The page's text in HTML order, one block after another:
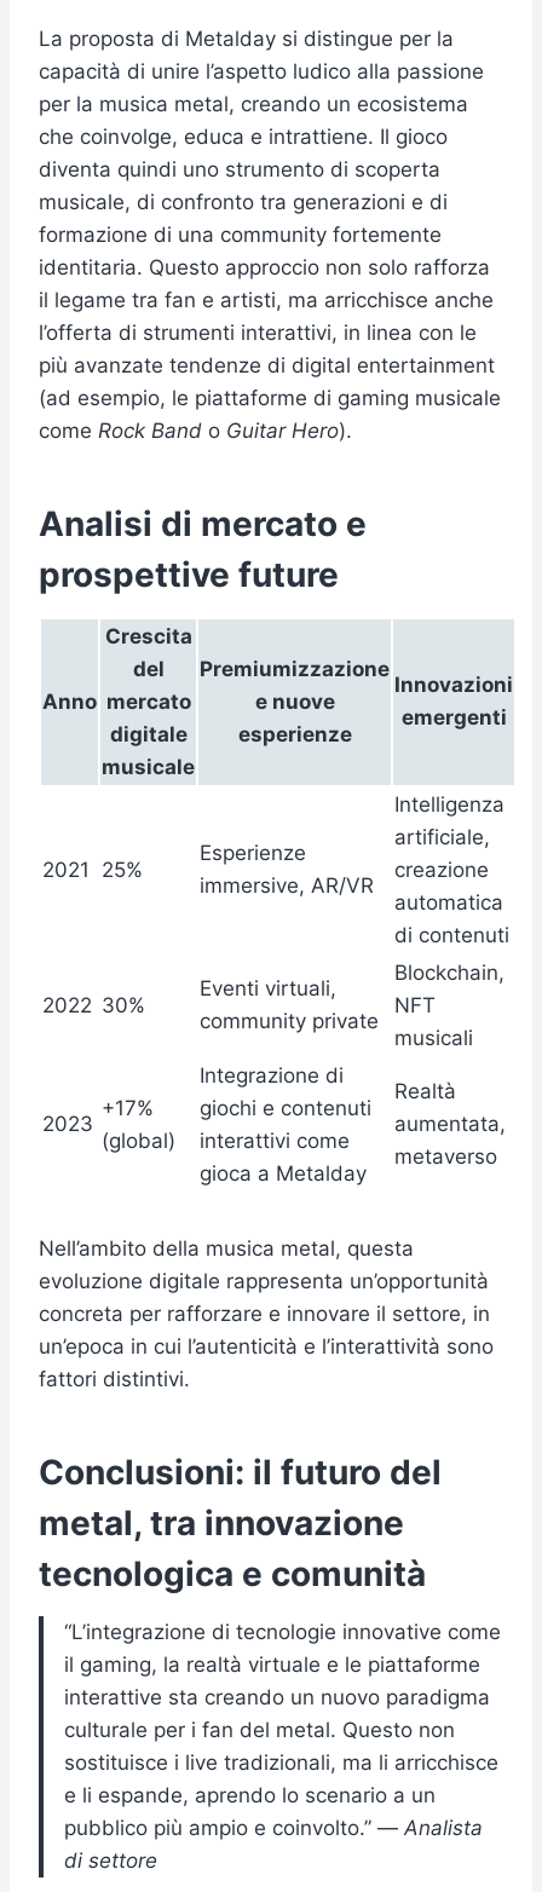
La proposta di Metalday si distingue per la
capacità di unire l’aspetto ludico alla passione
per la musica metal, creando un ecosistema
che coinvolge, educa e intrattiene. Il gioco
diventa quindi uno strumento di scoperta
musicale, di confronto tra generazioni e di
formazione di una community fortemente
identitaria. Questo approccio non solo rafforza
il legame tra fan e artisti, ma arricchisce anche
l’offerta di strumenti interattivi, in linea con le
più avanzate tendenze di digital entertainment
(ad esempio, le piattaforme di gaming musicale
come Rock Band o Guitar Hero).
Analisi di mercato e
prospettive future
Anno
Crescita
del
mercato
digitale
musicale
Premiumizzazione
e nuove
esperienze
Innovazioni
emergenti
2021 25%
Esperienze
immersive, AR/VR
Intelligenza
artificiale,
creazione
automatica
di contenuti
2022 30%
Eventi virtuali,
community private
Blockchain,
NFT
musicali
2023
+17%
(global)
Integrazione di
giochi e contenuti
interattivi come
gioca a Metalday
Realtà
aumentata,
metaverso
Nell’ambito della musica metal, questa
evoluzione digitale rappresenta un’opportunità
concreta per rafforzare e innovare il settore, in
un’epoca in cui l’autenticità e l’interattività sono
fattori distintivi.
Conclusioni: il futuro del
metal, tra innovazione
tecnologica e comunità
“L’integrazione di tecnologie innovative come
il gaming, la realtà virtuale e le piattaforme
interattive sta creando un nuovo paradigma
culturale per i fan del metal. Questo non
sostituisce i live tradizionali, ma li arricchisce
e li espande, aprendo lo scenario a un
pubblico più ampio e coinvolto.” —Analista
di settore